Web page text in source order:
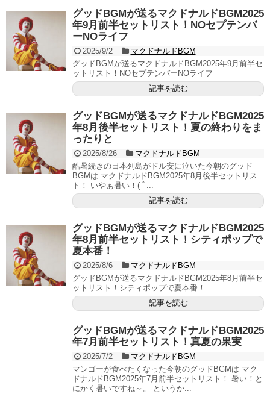
グッドBGMが送るマクドナルドBGM2025
年9月前半セットリスト！NOセプテンバ
ーNOライフ
2025/9/2
マクドナルドBGM
グッドBGMが送るマクドナルドBGM2025年9月前半セ
ットリスト！NOセプテンバーNOライフ
記事を読む
グッドBGMが送るマクドナルドBGM2025
年8月後半セットリスト！夏の終わりをま
ったりと
2025/8/26
マクドナルドBGM
酷暑続きの日本列島がドル安に泣いた今朝のグッド
BGMは マクドナルドBGM2025年8月後半セットリス
ト！ いやぁ暑い！( ﾟ...
記事を読む
グッドBGMが送るマクドナルドBGM2025
年8月前半セットリスト！シティポップで
夏本番！
2025/8/6
マクドナルドBGM
グッドBGMが送るマクドナルドBGM2025年8月前半セ
ットリスト！シティポップで夏本番！
記事を読む
グッドBGMが送るマクドナルドBGM2025
年7月前半セットリスト！真夏の果実
2025/7/2
マクドナルドBGM
マンゴーが食べたくなった今朝のグッドBGMは マク
ドナルドBGM2025年7月前半セットリスト！ 暑い！と
にかく暑いですね～。 というか...